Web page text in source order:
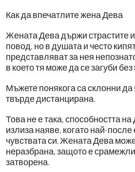
Как да впечатлите жена Дева
Жената Дева държи страстите
повод, но в душата и често
представляват за нея
в което тя може да се загуби
Мъжете понякога са склонни да
твърде дистанцирана.
Това не е така, способността
излиза наяве, когато най-после
чувствата си. Жената Дева
неразбрана, защото е
затворена.